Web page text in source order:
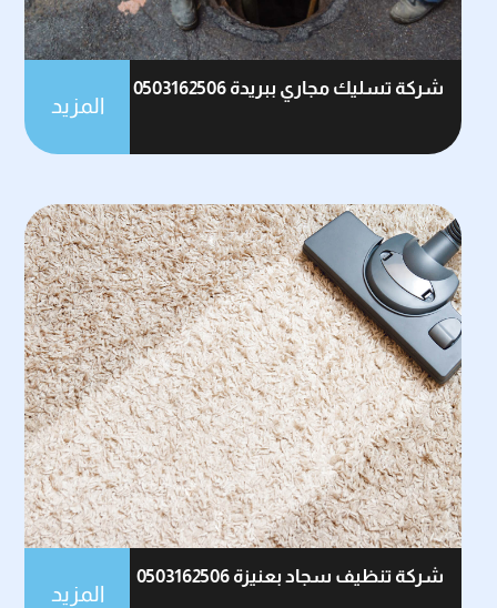
شركة تسليك مجاري ببريدة 0503162506
المزيد
شركة تنظيف سجاد بعنيزة 0503162506
المزيد